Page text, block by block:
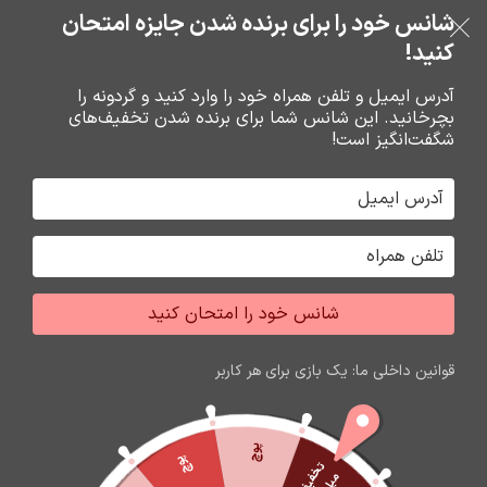
بدون ضامن، بدون سود
عبور به ناوبری
رفتن به محتوای اصلی
0 ریال
محصولات برچسب خورده “گلس گوشی شیائومی note9s”
جشواره فروش محصولات اپل
برای تغییر این متن بر روی دکمه ویرایش کلیک کنید. لورم
ایپسوم متن ساختگی با تولید سادگی نامفهوم از صنعت چاپ
60
روز
07
ساعت
05
دقیقه
59
ثانیه
فروشگاه نوین تراشه گنجی
پوچ
پوچ
شانس خود را برای برنده شدن جایزه امتحان
کنید!
آدرس ایمیل و تلفن همراه خود را وارد کنید و گردونه را
بچرخانید. این شانس شما برای برنده شدن تخفیف‌های
شگفت‌انگیز است!
شانس خود را امتحان کنید
قوانین داخلی ما: یک بازی برای هر کاربر